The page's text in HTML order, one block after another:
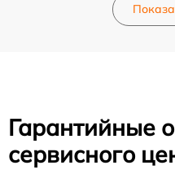
Гарантийные
сервисного